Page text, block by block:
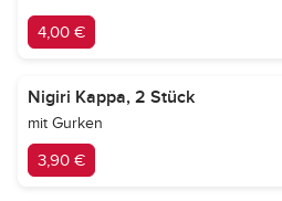
4,00 €
Nigiri Kappa, 2 Stück
mit Gurken
3,90 €